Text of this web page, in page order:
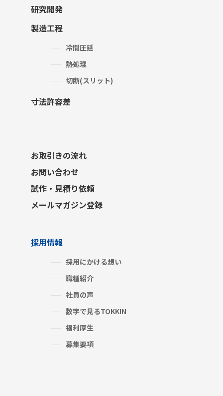
研究開発
製造工程
冷間圧延
熱処理
切断(スリット)
寸法許容差
お取引きの流れ
お問い合わせ
試作・見積り依頼
メールマガジン登録
採用情報
採用にかける想い
職種紹介
社員の声
数字で見るTOKKIN
福利厚生
募集要項